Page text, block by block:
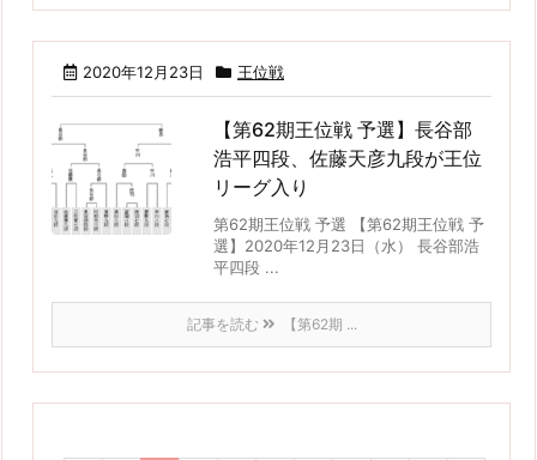
2020年12月23日 王位戦
【第62期王位戦 予選】長谷部
浩平四段、佐藤天彦九段が王位
リーグ入り
第62期王位戦 予選 【第62期王位戦 予
選】2020年12月23日（水） 長谷部浩
平四段 ...
記事を読む 【第62期 ...